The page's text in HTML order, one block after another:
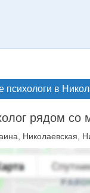
психологи в
рядом со
Николаевская,